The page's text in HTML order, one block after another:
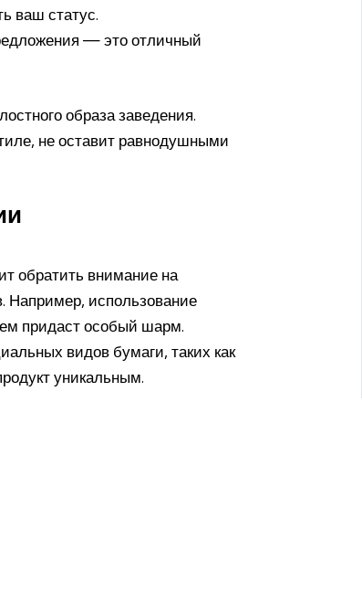
ваш статус.
— это отличный
образа заведения.
не оставит равнодушными
обратить внимание на
Например, использование
придаст особый шарм.
видов бумаги, таких как
уникальным.